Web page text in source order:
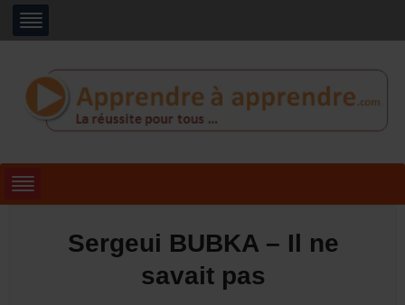
Sergeui BUBKA – Il ne
savait pas